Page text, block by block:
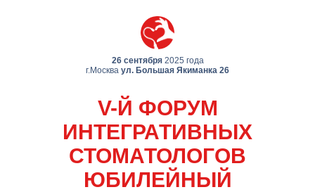
V-Й ФОРУМ
ИНТЕГРАТИВНЫХ
СТОМАТОЛОГОВ
ЮБИЛЕЙНЫЙ
26 сентября 2025 года
г.Москва ул. Большая Якиманка 26